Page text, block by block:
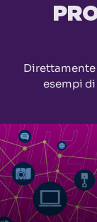
Direttamente
esempi